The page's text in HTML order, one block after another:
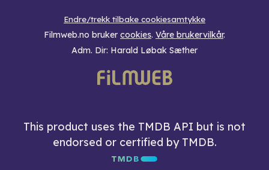
Endre/trekk tilbake cookiesamtykke
Filmweb.no bruker cookies. Våre brukervilkår.
Adm. Dir: Harald Løbak Sæther
This product uses the TMDB API but is not
endorsed or certified by TMDB.